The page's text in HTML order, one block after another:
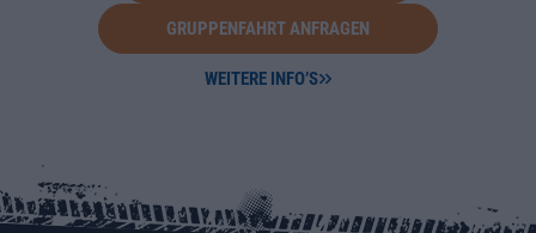
GRUPPENFAHRT ANFRAGEN
WEITERE INFO’S